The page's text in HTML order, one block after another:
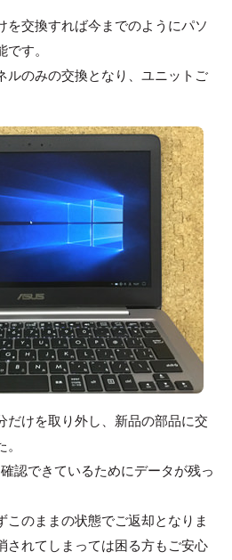
を交換すれば今までのようにパソ
す。
ルのみの交換となり、ユニットご
だけを取り外し、新品の部品に交
認できているためにデータが残っ
このままの状態でご返却となりま
されてしまっては困る方もご安心